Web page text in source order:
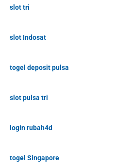
slot tri
slot Indosat
togel deposit pulsa
slot pulsa tri
login rubah4d
togel Singapore